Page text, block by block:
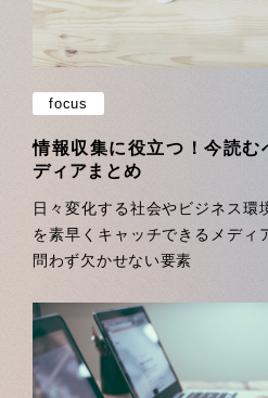
focus
情報収集に役立つ！今読む
ディアまとめ
日々変化する社会やビジネス環
を素早くキャッチできるメディ
問わず欠かせない要素